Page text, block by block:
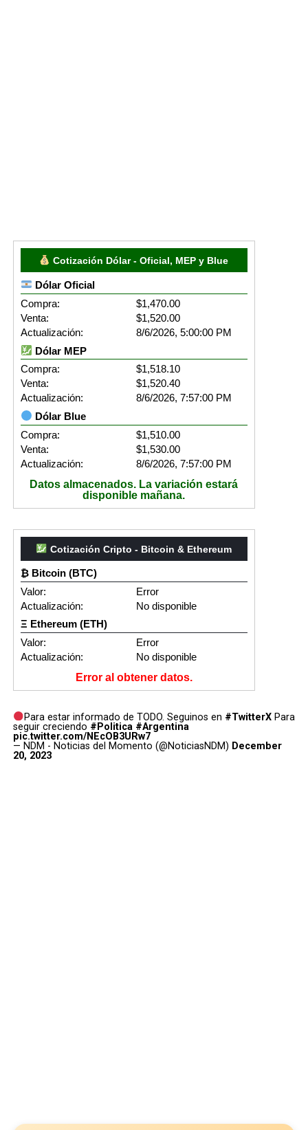
Cotización Dólar - Oficial, MEP y Blue
Dólar Oficial
Compra:
$1,470.00
Venta:
$1,520.00
Actualización:
8/6/2026, 5:00:00 PM
Dólar MEP
Compra:
$1,518.10
Venta:
$1,520.40
Actualización:
8/6/2026, 7:57:00 PM
Dólar Blue
Compra:
$1,510.00
Venta:
$1,530.00
Actualización:
8/6/2026, 7:57:00 PM
Datos almacenados. La variación estará
disponible mañana.
Cotización Cripto - Bitcoin & Ethereum
₿ Bitcoin (BTC)
Valor:
Error
Actualización:
No disponible
Ξ Ethereum (ETH)
Valor:
Error
Actualización:
No disponible
Error al obtener datos.
Para estar informado de TODO. Seguinos en #TwitterX Para
seguir creciendo #Politica #Argentina
pic.twitter.com/NEcOB3URw7
— NDM - Noticias del Momento (@NoticiasNDM) December
20, 2023